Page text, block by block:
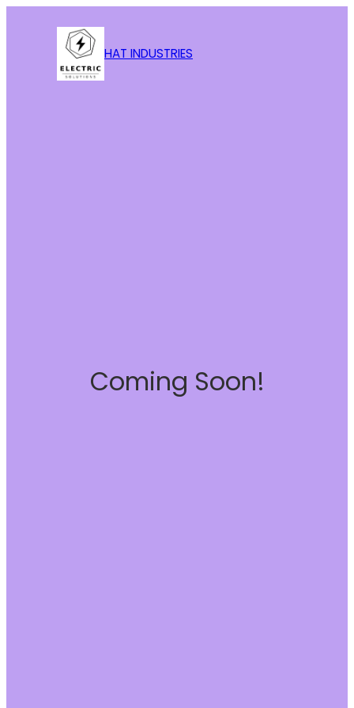
HAT INDUSTRIES
Coming Soon!